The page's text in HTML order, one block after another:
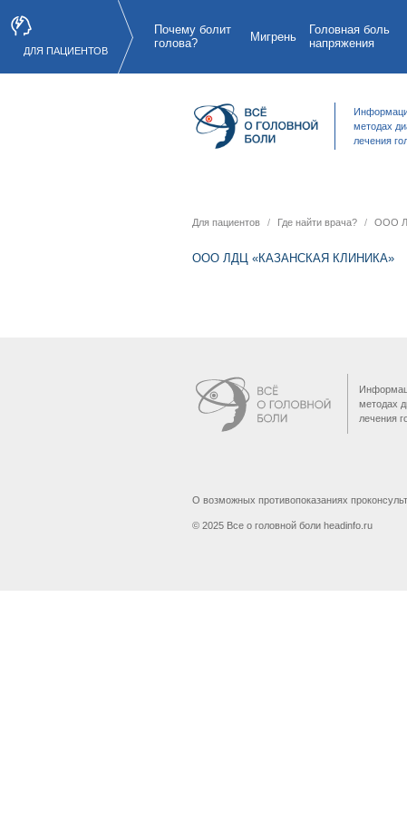
ДЛЯ ПАЦИЕНТОВ
Почему болит
голова?
Мигрень
Головная боль
напряжения
методах
лечения
Для пациентов Где найти врача? ООО
ООО ЛДЦ «КАЗАНСКАЯ КЛИНИКА»
методах
лечения
О возможных противопоказаниях
© 2025 Все о головной боли headinfo.ru